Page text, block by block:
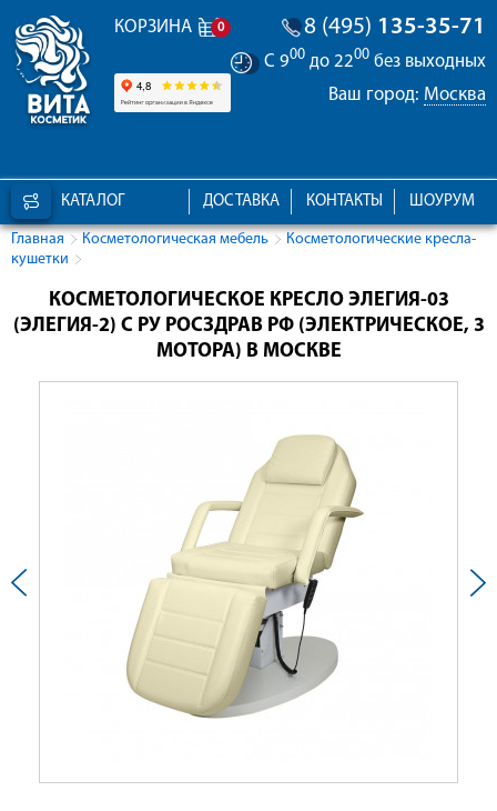
КОРЗИНА 0 8 (495) 135-35-71
С 900 до 2200 без выходных
Ваш город: Москва
КАТАЛОГ ШОУРУМ
КОНТАКТЫ
ДОСТАВКА
Главная Косметологическая мебель
Косметологические кресла-
кушетки
КОСМЕТОЛОГИЧЕСКОЕ КРЕСЛО ЭЛЕГИЯ-03
(ЭЛЕГИЯ-2) С РУ РОСЗДРАВ РФ (ЭЛЕКТРИЧЕСКОЕ, 3
МОТОРА) В МОСКВЕ